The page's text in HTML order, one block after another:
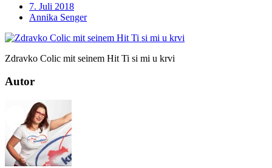
7. Juli 2018
Annika Senger
Zdravko Colic mit seinem Hit Ti si mi u krvi
Autor